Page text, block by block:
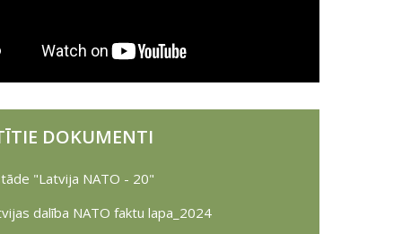
DOKUMENTI
"Latvija NATO - 20"
dalība NATO faktu lapa_2024